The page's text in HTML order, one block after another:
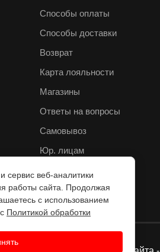
Способы оплаты
Способы доставки
Возврат
Карта лояльности
Магазины
Ответы на вопросы
Самовывоз
Юр. лицам
веб-аналитики
работы сайта. Продолжая
с использованием
Политикой обработки